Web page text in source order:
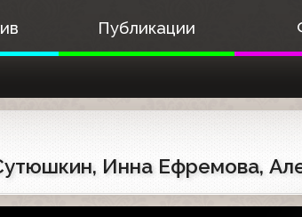
Публикации
Инна Ефремова,